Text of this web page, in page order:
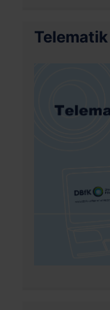
Telematik